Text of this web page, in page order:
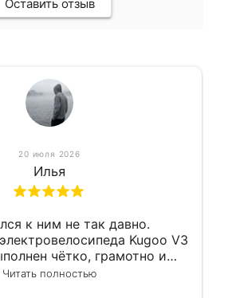
Оставить отзыв
20 июля 2026
Илья
к ним не так давно.
Kugoo V3
чётко, грамотно и
Всё сделано
Читать полностью